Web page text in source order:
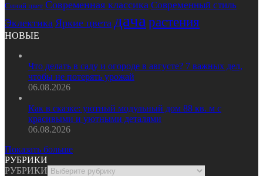
Синий цвет Современная классика Современный стиль
Эклектика Яркие цвета дача растения
НОВЫЕ
Что делать в саду и огороде в августе? 7 важных дел,
чтобы не потерять урожай
06.08.2026
Как в сказке: уютный модульный дом 88 кв. м с
красивыми и уютными деталями
06.08.2026
Показать больше
РУБРИКИ
РУБРИКИ